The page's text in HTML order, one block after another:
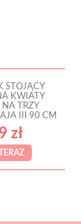
STOJĄCY
KWIATY
NA TRZY
III 90 CM
zł